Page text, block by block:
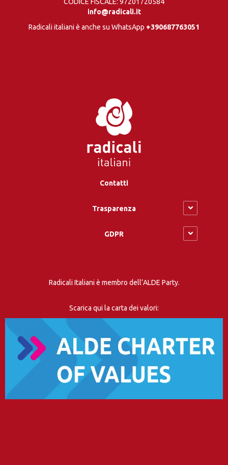
info@radicali.it
Radicali italiani è anche su WhatsApp +390687763051
Contatti
Trasparenza
GDPR
Radicali Italiani è membro dell’ALDE Party.
Scarica qui la carta dei valori: